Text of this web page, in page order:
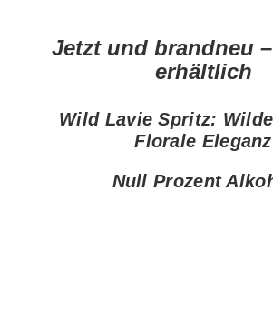
Jetzt und brandneu
erhältlich
Wild Lavie Spritz:
Florale Eleganz
Null Prozent